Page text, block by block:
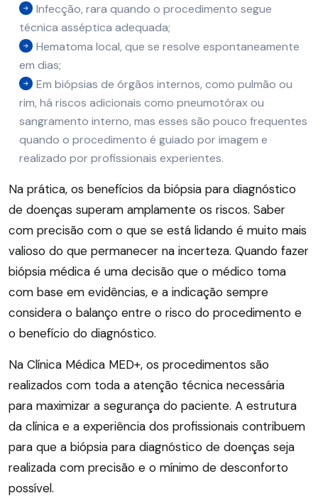
Infecção, rara quando o procedimento segue
técnica asséptica adequada;
Hematoma local, que se resolve espontaneamente
em dias;
Em biópsias de órgãos internos, como pulmão ou
rim, há riscos adicionais como pneumotórax ou
sangramento interno, mas esses são pouco frequentes
quando o procedimento é guiado por imagem e
realizado por profissionais experientes.
Na prática, os benefícios da biópsia para diagnóstico
de doenças superam amplamente os riscos. Saber
com precisão com o que se está lidando é muito mais
valioso do que permanecer na incerteza. Quando fazer
biópsia médica é uma decisão que o médico toma
com base em evidências, e a indicação sempre
considera o balanço entre o risco do procedimento e
o benefício do diagnóstico.
Na Clínica Médica MED+, os procedimentos são
realizados com toda a atenção técnica necessária
para maximizar a segurança do paciente. A estrutura
da clínica e a experiência dos profissionais contribuem
para que a biópsia para diagnóstico de doenças seja
realizada com precisão e o mínimo de desconforto
possível.